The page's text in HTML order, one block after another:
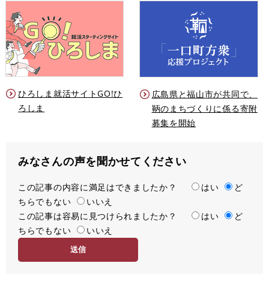
ひろしま就活サイトGO!ひ
ろしま
広島県と福山市が共同で、
鞆のまちづくりに係る寄附
募集を開始
みなさんの声を聞かせてください
満
足
度
この記事の内容に満足はできましたか？ はい
ど
ちらでもない
いいえ
容
易
この記事は容易に見つけられましたか？ はい
ど
ちらでもない
いいえ